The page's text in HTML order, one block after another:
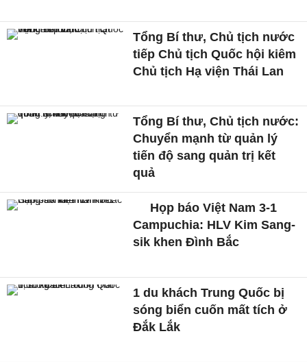
Tổng Bí thư, Chủ tịch nước
tiếp Chủ tịch Quốc hội kiêm
Chủ tịch Hạ viện Thái Lan
Tổng Bí thư, Chủ tịch nước:
Chuyển mạnh từ quản lý
tiến độ sang quản trị kết
quả
Họp báo Việt Nam 3-1
Campuchia: HLV Kim Sang-
sik khen Đình Bắc
1 du khách Trung Quốc bị
sóng biển cuốn mất tích ở
Đắk Lắk